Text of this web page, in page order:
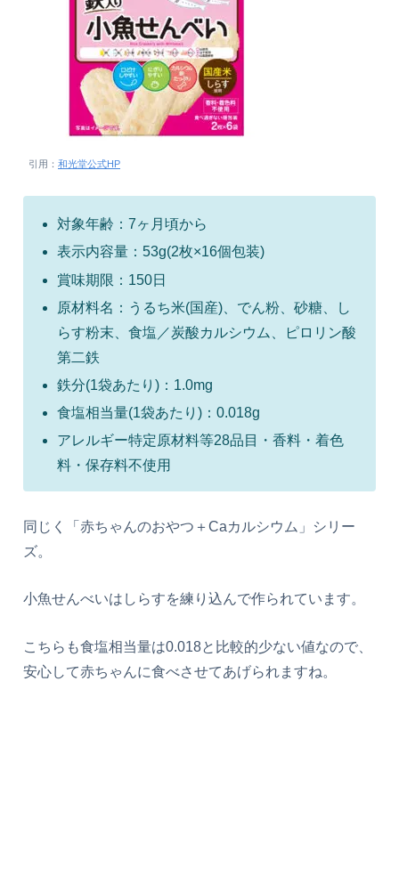
引用： 和光堂公式HP
対象年齢：7ヶ月頃から
表示内容量：53g(2枚×16個包装)
賞味期限：150日
原材料名：うるち米(国産)、でん粉、砂糖、し
らす粉末、食塩／炭酸カルシウム、ピロリン酸
第二鉄
鉄分(1袋あたり)：1.0mg
食塩相当量(1袋あたり)：0.018g
アレルギー特定原材料等28品目・香料・着色
料・保存料不使用
同じく「赤ちゃんのおやつ＋Caカルシウム」シリー
ズ。
小魚せんべいはしらすを練り込んで作られています。
こちらも食塩相当量は0.018と比較的少ない値なので、
安心して赤ちゃんに食べさせてあげられますね。